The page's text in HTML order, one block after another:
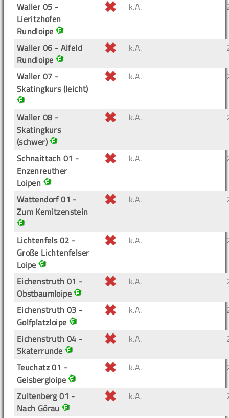
Waller 05 -
Lieritzhofen
Rundloipe
k.A.
Waller 06 - Alfeld
Rundloipe
k.A.
Waller 07 -
Skatingkurs (leicht)
k.A.
Waller 08 -
Skatingkurs
(schwer)
k.A.
Schnaittach 01 -
Enzenreuther
Loipen
k.A.
Wattendorf 01 -
Zum Kemitzenstein
k.A.
Lichtenfels 02 -
Große Lichtenfelser
Loipe
k.A.
Eichenstruth 01 -
Obstbaumloipe
k.A.
Eichenstruth 03 -
Golfplatzloipe
k.A.
Eichenstruth 04 -
Skaterrunde
k.A.
Teuchatz 01 -
Geisbergloipe
k.A.
Zultenberg 01 -
Nach Görau
k.A.